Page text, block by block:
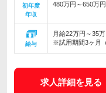
初年度
年収
480万円～650万円
給与
月給22万円～35
※試用期間3ヶ月
求人詳細を見る